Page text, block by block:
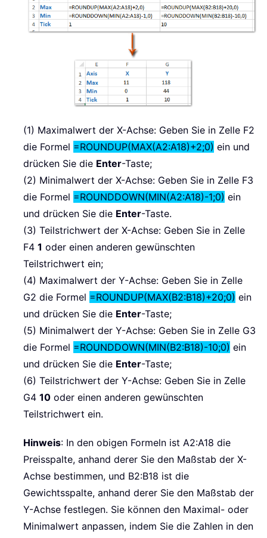
(1) Maximalwert der X-Achse: Geben Sie in Zelle F2
die Formel =ROUNDUP(MAX(A2:A18)+2;0) ein und
drücken Sie die Enter-Taste;
(2) Minimalwert der X-Achse: Geben Sie in Zelle F3
die Formel =ROUNDDOWN(MIN(A2:A18)-1;0) ein
und drücken Sie die Enter-Taste.
(3) Teilstrichwert der X-Achse: Geben Sie in Zelle
F4 1 oder einen anderen gewünschten
Teilstrichwert ein;
(4) Maximalwert der Y-Achse: Geben Sie in Zelle
G2 die Formel =ROUNDUP(MAX(B2:B18)+20;0) ein
und drücken Sie die Enter-Taste;
(5) Minimalwert der Y-Achse: Geben Sie in Zelle G3
die Formel =ROUNDDOWN(MIN(B2:B18)-10;0) ein
und drücken Sie die Enter-Taste;
(6) Teilstrichwert der Y-Achse: Geben Sie in Zelle
G4 10 oder einen anderen gewünschten
Teilstrichwert ein.
Hinweis: In den obigen Formeln ist A2:A18 die
Preisspalte, anhand derer Sie den Maßstab der X-
Achse bestimmen, und B2:B18 ist die
Gewichtsspalte, anhand derer Sie den Maßstab der
Y-Achse festlegen. Sie können den Maximal- oder
Minimalwert anpassen, indem Sie die Zahlen in den